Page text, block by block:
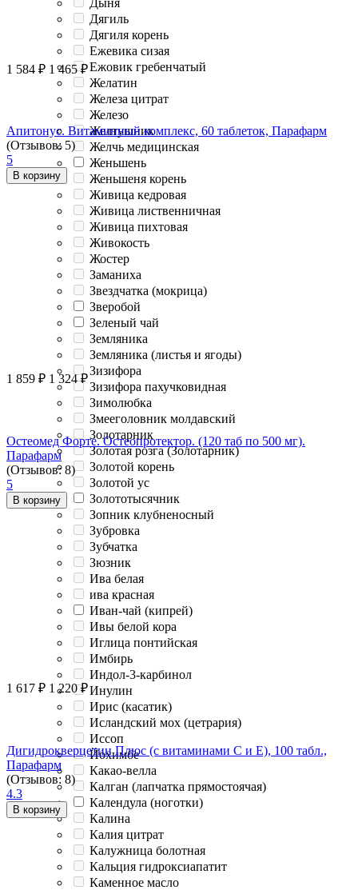
Дягиль
Дягиля корень
Ежевика сизая
Ежовик гребенчатый
Желатин
Железа цитрат
Железо
Желтушник
Желчь медицинская
Женьшень
Женьшеня корень
Живица кедровая
Живица лиственничная
Живица пихтовая
Живокость
Жостер
Заманиха
Звездчатка (мокрица)
Зверобой
Зеленый чай
Земляника
Земляника (листья и ягоды)
Зизифора
Зизифора пахучковидная
Зимолюбка
Змееголовник молдавский
Золотарник
Золотая розга (Золотарник)
Золотой корень
Золотой ус
Золототысячник
Зопник клубненосный
Зубровка
Зубчатка
Зюзник
Ива белая
ива красная
Иван-чай (кипрей)
Ивы белой кора
Иглица понтийская
Имбирь
Индол-3-карбинол
Инулин
Ирис (касатик)
Исландский мох (цетрария)
Иссоп
Йохимбе
Какао-велла
Калган (лапчатка прямостоячая)
Календула (ноготки)
Калина
Калия цитрат
Калужница болотная
Кальция гидроксиапатит
Каменное масло
1 584 ₽ 1 465 ₽
Апитонус. Витаминный комплекс, 60 таблеток, Парафарм
(Отзывов: 5)
5
В корзину
1 859 ₽ 1 324 ₽
Остеомед Форте. Остеопротектор. (120 таб по 500 мг).
Парафарм
(Отзывов: 8)
5
В корзину
1 617 ₽ 1 220 ₽
Дигидрокверцетин Плюс (с витаминами С и Е), 100 табл.,
Парафарм
(Отзывов: 8)
4.3
В корзину